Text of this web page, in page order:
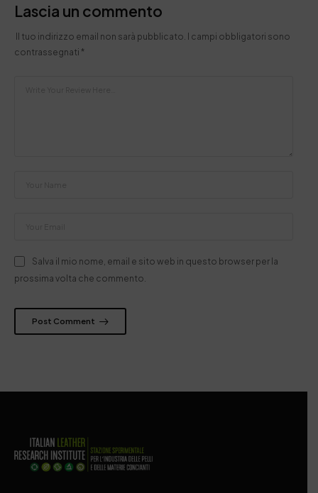
Lascia un commento
Il tuo indirizzo email non sarà pubblicato. I campi obbligatori sono
contrassegnati *
Salva il mio nome, email e sito web in questo browser per la
prossima volta che commento.
Post Comment